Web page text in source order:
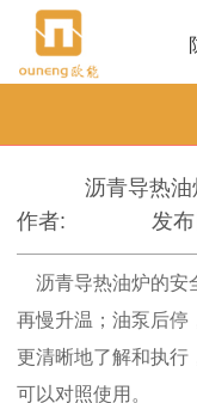
沥青导热油
作者:
发
沥青导热油炉的安
再慢升温；油泵后停
更清晰地了解和执行
可以对照使用。